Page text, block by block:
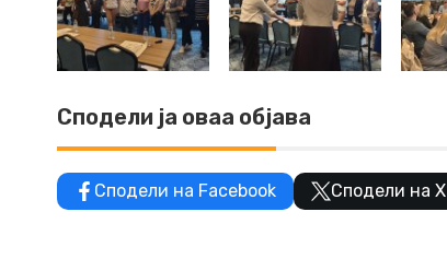
Сподели ја оваа објава
Сподели на Facebook Сподели на X